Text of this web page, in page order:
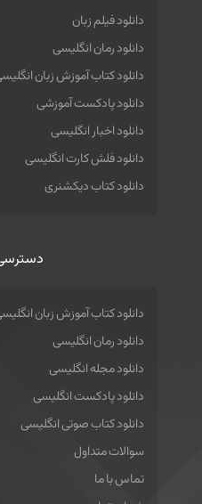
دانلود فیلم زبان
دانلود رمان انگلیسی
دانلود کتاب آموزش زبان
دانلود پادکست آموزشی
دانلود اخبار انگلیسی
دانلود فلش کارت انگلیسی
دانلود کتاب دیکشنری
دانلود کتاب آموزش زبان
دانلود رمان انگلیسی
دانلود مجله انگلیسی
دانلود پادکست انگلیسی
دانلود کتاب صوتی انگلیسی
سوالات متداول
تماس با ما